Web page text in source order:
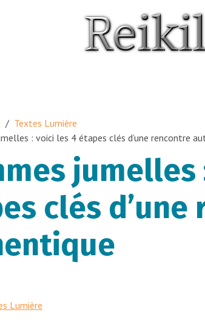
Textes Lumière
: voici les 4 étapes clés d’une rencontre
jumelles
clés d’une
Lumière